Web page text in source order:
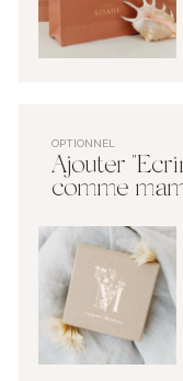
OPTIONNEL
Ajouter
comme